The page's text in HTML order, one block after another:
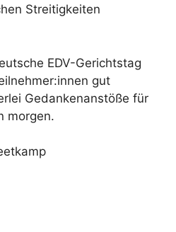
Streitigkeiten
EDV-Gerichtstag
gut
Gedankenanstöße für
morgen.